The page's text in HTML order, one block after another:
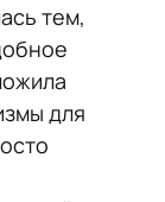
тем,
для